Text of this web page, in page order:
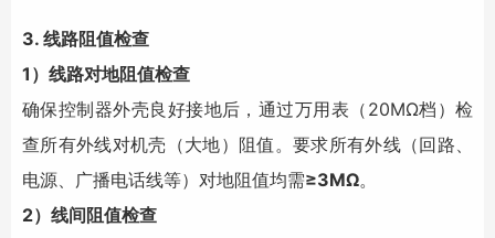
3. 线路阻值检查
1）线路对地阻值检查
确保控制器外壳良好接地后，通过万用表（20MΩ档）检
查所有外线对机壳（大地）阻值。要求所有外线（回路、
电源、广播电话线等）对地阻值均需≥3MΩ。
2）线间阻值检查